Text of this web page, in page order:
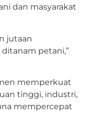
dan masyarakat
jutaan
petani,”
memperkuat
tinggi, industri,
mempercepat